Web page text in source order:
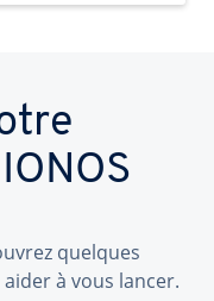
quelques
à vous lancer.